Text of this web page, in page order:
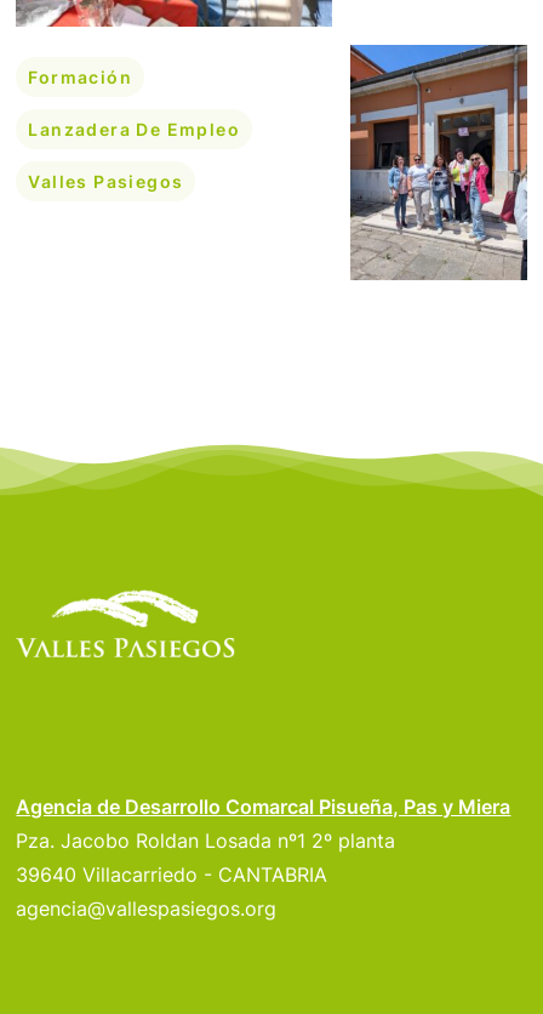
Formación
Lanzadera De Empleo
Valles Pasiegos
Agencia de Desarrollo Comarcal Pisueña, Pas y Miera
Pza. Jacobo Roldan Losada nº1 2º planta
39640 Villacarriedo - CANTABRIA
agencia@vallespasiegos.org